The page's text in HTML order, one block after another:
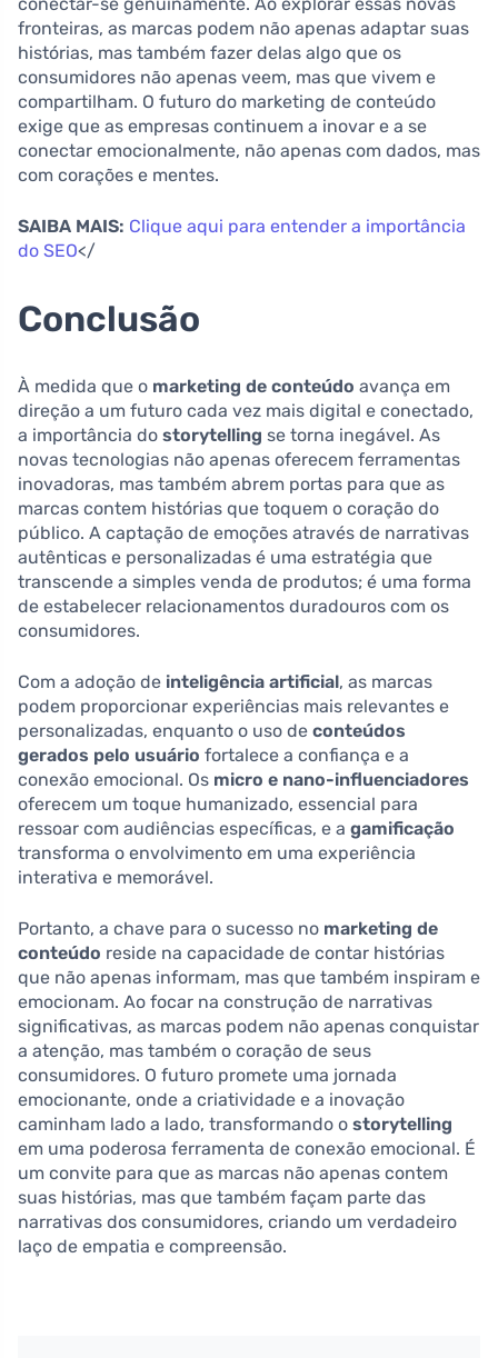
conectar-se genuinamente. Ao explorar essas novas
fronteiras, as marcas podem não apenas adaptar suas
histórias, mas também fazer delas algo que os
consumidores não apenas veem, mas que vivem e
compartilham. O futuro do marketing de conteúdo
exige que as empresas continuem a inovar e a se
conectar emocionalmente, não apenas com dados, mas
com corações e mentes.
SAIBA MAIS: Clique aqui para entender a importância
do SEO</
Conclusão
À medida que o marketing de conteúdo avança em
direção a um futuro cada vez mais digital e conectado,
a importância do storytelling se torna inegável. As
novas tecnologias não apenas oferecem ferramentas
inovadoras, mas também abrem portas para que as
marcas contem histórias que toquem o coração do
público. A captação de emoções através de narrativas
autênticas e personalizadas é uma estratégia que
transcende a simples venda de produtos; é uma forma
de estabelecer relacionamentos duradouros com os
consumidores.
Com a adoção de inteligência artificial, as marcas
podem proporcionar experiências mais relevantes e
personalizadas, enquanto o uso de conteúdos
gerados pelo usuário fortalece a confiança e a
conexão emocional. Os micro e nano-influenciadores
oferecem um toque humanizado, essencial para
ressoar com audiências específicas, e a gamificação
transforma o envolvimento em uma experiência
interativa e memorável.
Portanto, a chave para o sucesso no marketing de
conteúdo reside na capacidade de contar histórias
que não apenas informam, mas que também inspiram e
emocionam. Ao focar na construção de narrativas
significativas, as marcas podem não apenas conquistar
a atenção, mas também o coração de seus
consumidores. O futuro promete uma jornada
emocionante, onde a criatividade e a inovação
caminham lado a lado, transformando o storytelling
em uma poderosa ferramenta de conexão emocional. É
um convite para que as marcas não apenas contem
suas histórias, mas que também façam parte das
narrativas dos consumidores, criando um verdadeiro
laço de empatia e compreensão.